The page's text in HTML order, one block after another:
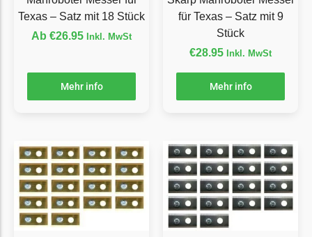
Ferrex
Begrenzungsdraht
Florabest
Flymo Messer
Begrenzungsdraht
Fuxtec
Texas – Satz mit 18 Stück
Ab €26.95 Inkl. MwSt
Mehr info
für Texas – Satz mit 9
Stück
€28.95 Inkl. MwSt
Mehr info